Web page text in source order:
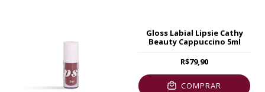
Gloss Labial Lipsie Cathy
Beauty Cappuccino 5ml
R$79,90
COMPRAR